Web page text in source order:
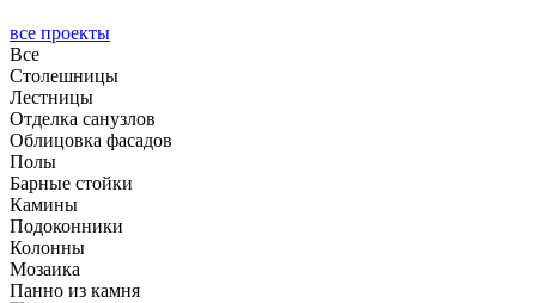
все проекты
Все
Столешницы
Лестницы
Отделка санузлов
Облицовка фасадов
Полы
Барные стойки
Камины
Подоконники
Колонны
Мозаика
Панно из камня